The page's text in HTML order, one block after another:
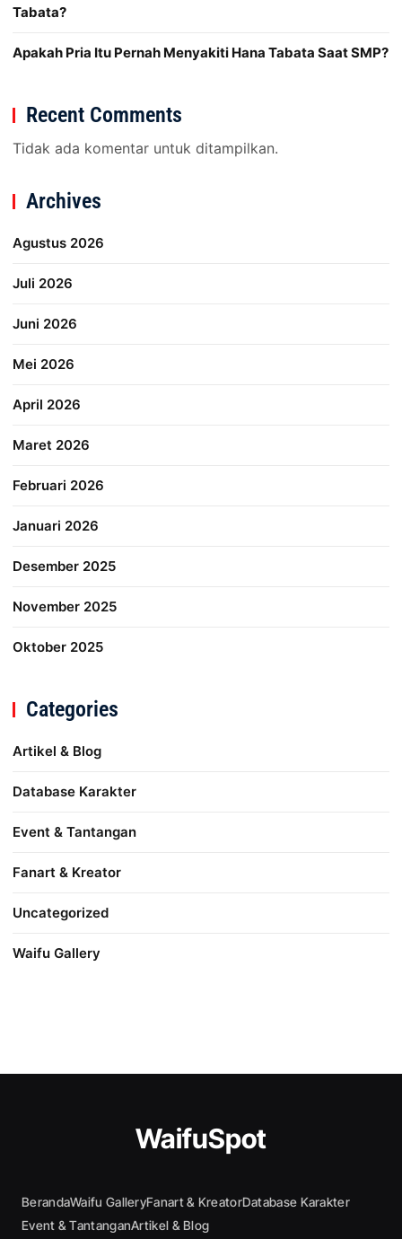
Tabata?
Apakah Pria Itu Pernah Menyakiti Hana Tabata Saat SMP?
Recent Comments
Tidak ada komentar untuk ditampilkan.
Archives
Agustus 2026
Juli 2026
Juni 2026
Mei 2026
April 2026
Maret 2026
Februari 2026
Januari 2026
Desember 2025
November 2025
Oktober 2025
Categories
Artikel & Blog
Database Karakter
Event & Tantangan
Fanart & Kreator
Uncategorized
Waifu Gallery
WaifuSpot
BerandaWaifu GalleryFanart & KreatorDatabase Karakter
Event & TantanganArtikel & Blog